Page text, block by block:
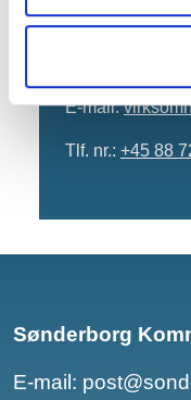
E-mail:
Tlf. nr.: +45 88
Sønderborg
E-mail: